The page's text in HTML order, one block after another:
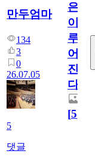
만두엄마
134
3
0
26.07.05
5
댓글
은
이
루
어
진
다.
[5]